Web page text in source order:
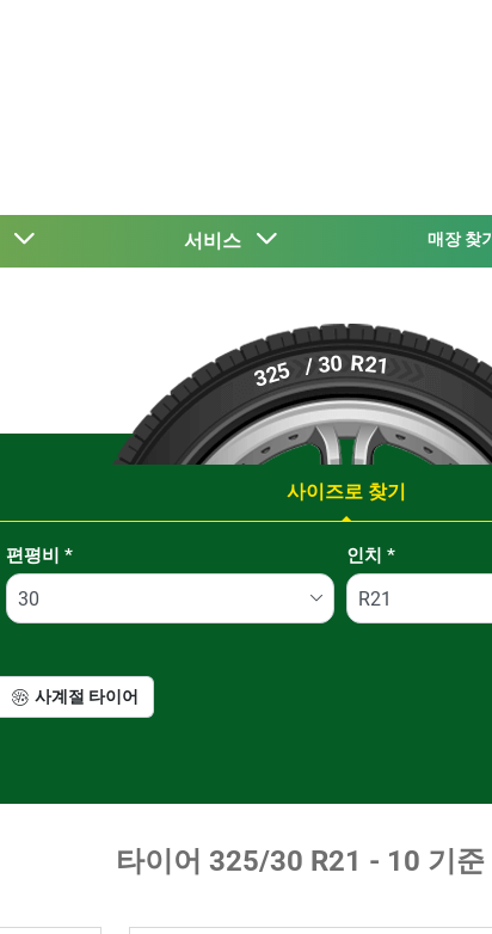
서비스 매장 찾기
325 / 30 R21
사이즈로 찾기
편평비 * 인치 *
사계절 타이어
타이어 ‎325/30 R21 - 10 기준